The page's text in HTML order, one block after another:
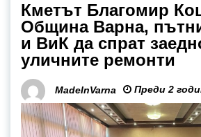
Кметът Благомир
Община Варна,
и ВиК да спрат
уличните ремонти
MadeInVarna Преди 2